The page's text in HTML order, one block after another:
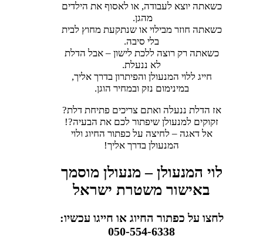
כשאתה יוצא לעבודה, או לאסוף את הילדים
מהגן.
כשאתה חוזר מבילוי או שנתקעת מחוץ לבית
בלי סיבה.
כשאתה רק רוצה ללכת לישון – אבל הדלת
לא ננעלת.
חייג ללוי המנעולן והפיתרון בדרך אליך,
במינימום נזק ובמחיר הוגן.
אז הדלת ננעלה ואתם צריכים פתיחת דלת?
זקוקים למנעולן שיפתור לכם את הבעיה?!
אל דאגה – לחיצה על כפתור החיוג ולוי
המנעולן בדרך אליך!
לוי המנעולן – מנעולן מוסמך
באישור משטרת ישראל
לחצו על כפתור החיוג או חייגו עכשיו:
050-554-6338